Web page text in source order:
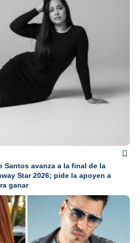
Santos avanza a la final de la
Star 2026; pide la apoyen a
ganar